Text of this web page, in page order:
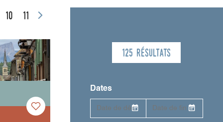
10 11
125 résultats
Dates